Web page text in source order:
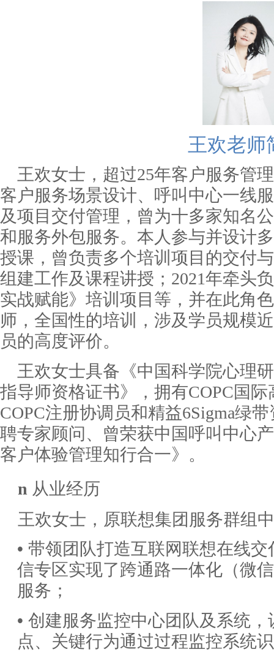
王欢老师
王欢女士 ，超过25年客户服务管
客户服务场景设计、呼叫中心一线
及项目交付管理，曾为十多家知名
和服务外包服务。本人参与并设计
授课，曾负责多个培训项目的交付
组建工作及课程讲授；2021年牵头
实战赋能》培训项目等，并在此角
师，全国性的培训，涉及学员规模
员的高度评价。
王欢女士具备《中国科学院心理
指导师资格证书》，拥有COPC国
COPC注册协调员和精益6Sigma绿
聘专家顾问、曾荣获中国呼叫中心
客户体验管理知行合一》。
n 从业经历
王欢女士， 原联想集团服务群组
• 带领团队打造互联网联想在线
信专区实现了跨通路一体化（微
服务；
• 创建服务监控中心团队及系统
点、关键行为通过过程监控系统